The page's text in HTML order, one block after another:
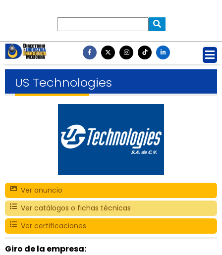
US Technologies
Ver anuncio
Ver catálogos o fichas técnicas
Ver certificaciones
Giro de la empresa: